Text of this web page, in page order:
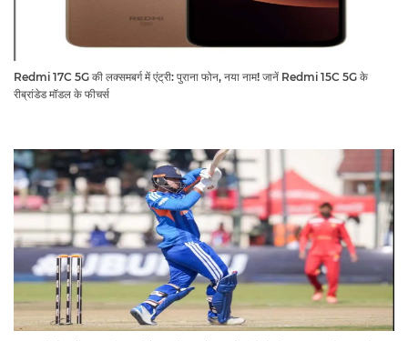
Redmi 17C 5G की लक्समबर्ग में एंट्री: पुराना फोन, नया नाम! जानें Redmi 15C 5G के
रीब्रांडेड मॉडल के फीचर्स